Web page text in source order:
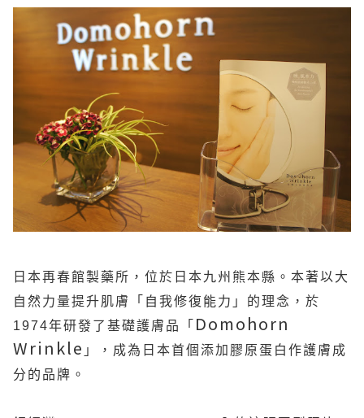
日本再春館製藥所，位於日本九州熊本縣。本著以大
自然力量提升肌膚「自我修復能力」的理念，於
1974年研發了基礎護膚品「 Domohorn
Wrinkle 」，成為日本首個添加膠原蛋白作護膚成
分的品牌。